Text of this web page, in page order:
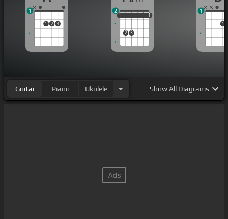
1 2 3
1
1
2 3
1
1 1
2
1
1
Guitar Piano Ukulele ShowAll Diagrams